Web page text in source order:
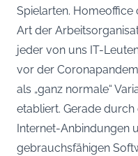
Spielarten. Homeoffice
Art der
jeder von uns IT-
vor der
als „ganz normale“
etabliert. Gerade
Internet-Anbindungen
gebrauchsfähigen